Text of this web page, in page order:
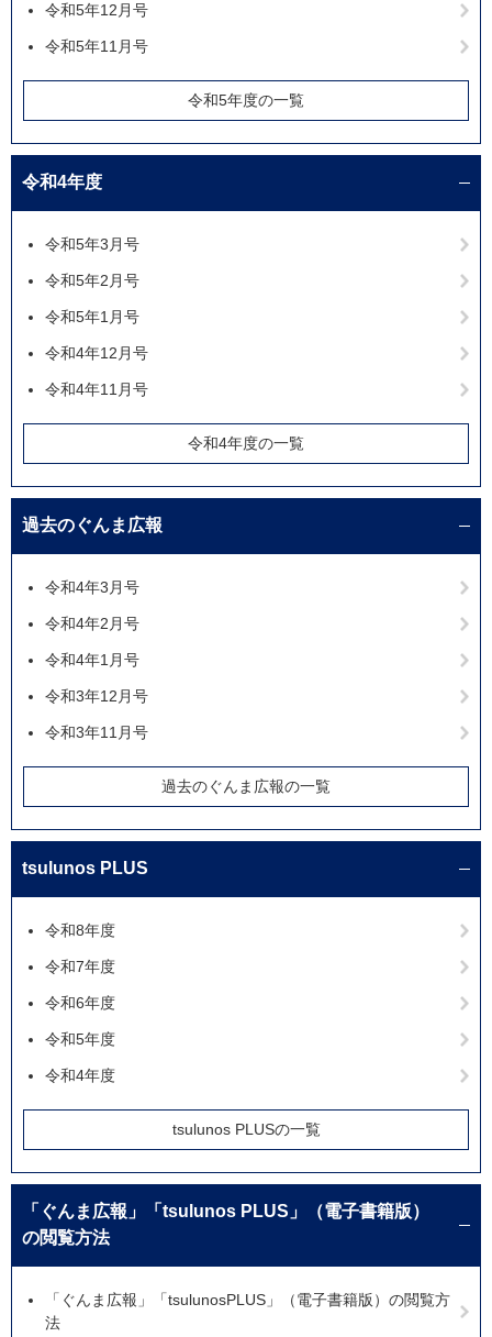
令和5年12月号
令和5年11月号
令和5年度の一覧
令和4年度
令和5年3月号
令和5年2月号
令和5年1月号
令和4年12月号
令和4年11月号
令和4年度の一覧
過去のぐんま広報
令和4年3月号
令和4年2月号
令和4年1月号
令和3年12月号
令和3年11月号
過去のぐんま広報の一覧
tsulunos PLUS
令和8年度
令和7年度
令和6年度
令和5年度
令和4年度
tsulunos PLUSの一覧
「ぐんま広報」「tsulunos PLUS」（電子書籍版）
の閲覧方法
「ぐんま広報」「tsulunosPLUS」（電子書籍版）の閲覧方
法